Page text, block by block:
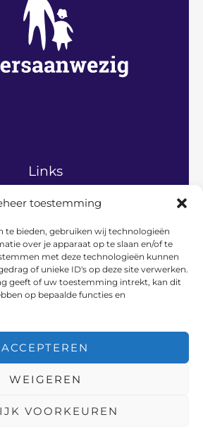
toestemming
te bieden, gebruiken wij technologieën
over je apparaat op te slaan en/of te
met deze technologieën kunnen
of unieke ID's op deze site verwerken.
geeft of uw toestemming intrekt, kan dit
op bepaalde functies en
ACCEPTEREN
WEIGEREN
VOORKEUREN
Links
Home
Gezinsleven
en vrije tijd
ontwikkeling
en communicatie
Vader en werk
| Powered by Vadersaanwezig